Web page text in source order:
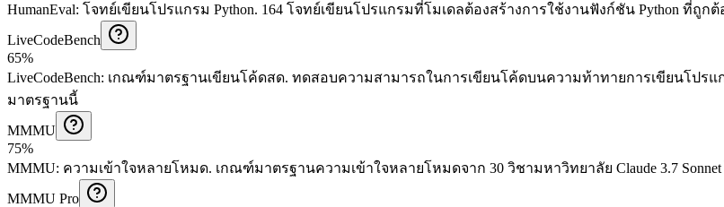
HumanEval: โจทย์เขียนโปรแกรม Python. 164 โจทย์เขียนโปรแกรมที่โมเดลต้องสร้างการใช้งานฟังก์ชัน Python ที่ถูกต้
LiveCodeBench
65%
LiveCodeBench: เกณฑ์มาตรฐานเขียนโค้ดสด. ทดสอบความสามารถในการเขียนโค้ดบนความท้าทายการเขียนโปรแ
มาตรฐานนี้
MMMU
75%
MMMU: ความเข้าใจหลายโหมด. เกณฑ์มาตรฐานความเข้าใจหลายโหมดจาก 30 วิชามหาวิทยาลัย Claude 3.7
MMMU Pro